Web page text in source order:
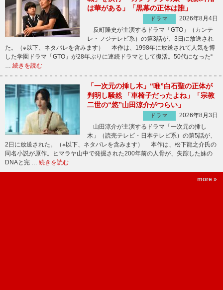
は華がある」「黒幕の正体は誰」
ドラマ
2026年8月4日
反町隆史が主演するドラマ「GTO」（カンテ
レ・フジテレビ系）の第3話が、3日に放送され
た。（※以下、ネタバレを含みます） 本作は、1998年に放送されて人気を博
した学園ドラマ「GTO」が28年ぶりに連続ドラマとして復活。50代になった“
続きを読む
「一次元の挿し木」“唯”白石聖の正体が
判明し騒然 「車椅子だったよね」「宗教
二世の“悠”山田涼介がつらい」
ドラマ
2026年8月3日
山田涼介が主演するドラマ「一次元の挿し
木」（読売テレビ・日本テレビ系）の第5話が、
2日に放送された。（※以下、ネタバレを含みます） 本作は、松下龍之介氏の
同名小説が原作。ヒマラヤ山中で発掘された200年前の人骨が、失踪した妹の
DNAと完 … 続きを読む
more »